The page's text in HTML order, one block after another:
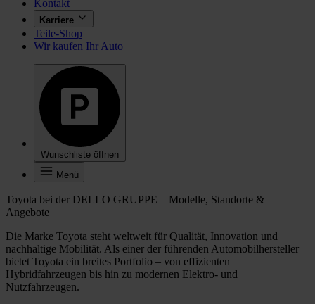
Kontakt
Karriere
Teile-Shop
Wir kaufen Ihr Auto
Wunschliste öffnen
Menü
Toyota bei der DELLO GRUPPE – Modelle, Standorte &
Angebote
Die Marke Toyota steht weltweit für Qualität, Innovation und
nachhaltige Mobilität. Als einer der führenden Automobilhersteller
bietet Toyota ein breites Portfolio – von effizienten
Hybridfahrzeugen bis hin zu modernen Elektro- und
Nutzfahrzeugen.